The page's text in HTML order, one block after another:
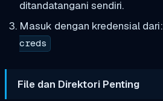
ditandatangani sendiri.
Masuk dengan kredensial dari:
creds
File dan Direktori Penting